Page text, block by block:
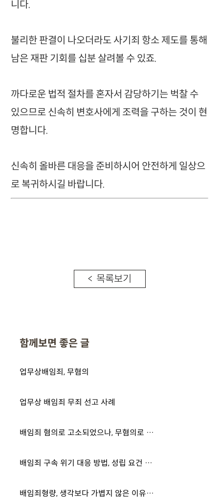
니다.
불리한 판결이 나오더라도 사기죄 항소 제도를 통해
남은 재판 기회를 십분 살려볼 수 있죠.
까다로운 법적 절차를 혼자서 감당하기는 벅찰 수
있으므로 신속히 변호사에게 조력을 구하는 것이 현
명합니다.
신속히 올바른 대응을 준비하시어 안전하게 일상으
로 복귀하시길 바랍니다.
< 목록보기
함께보면 좋은 글
업무상배임죄, 무혐의
업무상 배임죄 무죄 선고 사례
배임죄 혐의로 고소되었으나, 무혐의로 종결된 사례
배임죄 구속 위기 대응 방법, 성립 요건 확인하고 영장실질심사 준비하세요
배임죄형량, 생각보다 가볍지 않은 이유 알려드림